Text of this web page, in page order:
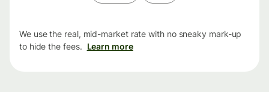
We use the real, mid-market rate with no sneaky mark-up
to hide the fees. Learn more